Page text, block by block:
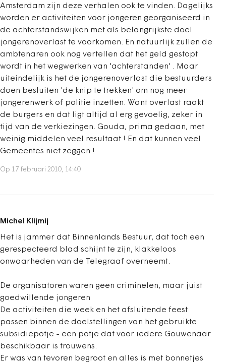
Amsterdam zijn deze verhalen ook te vinden. Dagelijks
worden er activiteiten voor jongeren georganiseerd in
de achterstandswijken met als belangrijkste doel
jongerenoverlast te voorkomen. En natuurlijk zullen de
ambtenaren ook nog vertellen dat het geld gestopt
wordt in het wegwerken van 'achterstanden' . Maar
uiteindelijk is het de jongerenoverlast die bestuurders
doen besluiten 'de knip te trekken' om nog meer
jongerenwerk of politie inzetten. Want overlast raakt
de burgers en dat ligt altijd al erg gevoelig, zeker in
tijd van de verkiezingen. Gouda, prima gedaan, met
weinig middelen veel resultaat ! En dat kunnen veel
Gemeentes niet zeggen !
Op 17 februari 2010, 14:40
Michel Klijmij
Het is jammer dat Binnenlands Bestuur, dat toch een
gerespecteerd blad schijnt te zijn, klakkeloos
onwaarheden van de Telegraaf overneemt.
De organisatoren waren geen criminelen, maar juist
goedwillende jongeren
De activiteiten die week en het afsluitende feest
passen binnen de doelstellingen van het gebruikte
subsidiepotje - een potje dat voor iedere Gouwenaar
beschikbaar is trouwens.
Er was van tevoren begroot en alles is met bonnetjes